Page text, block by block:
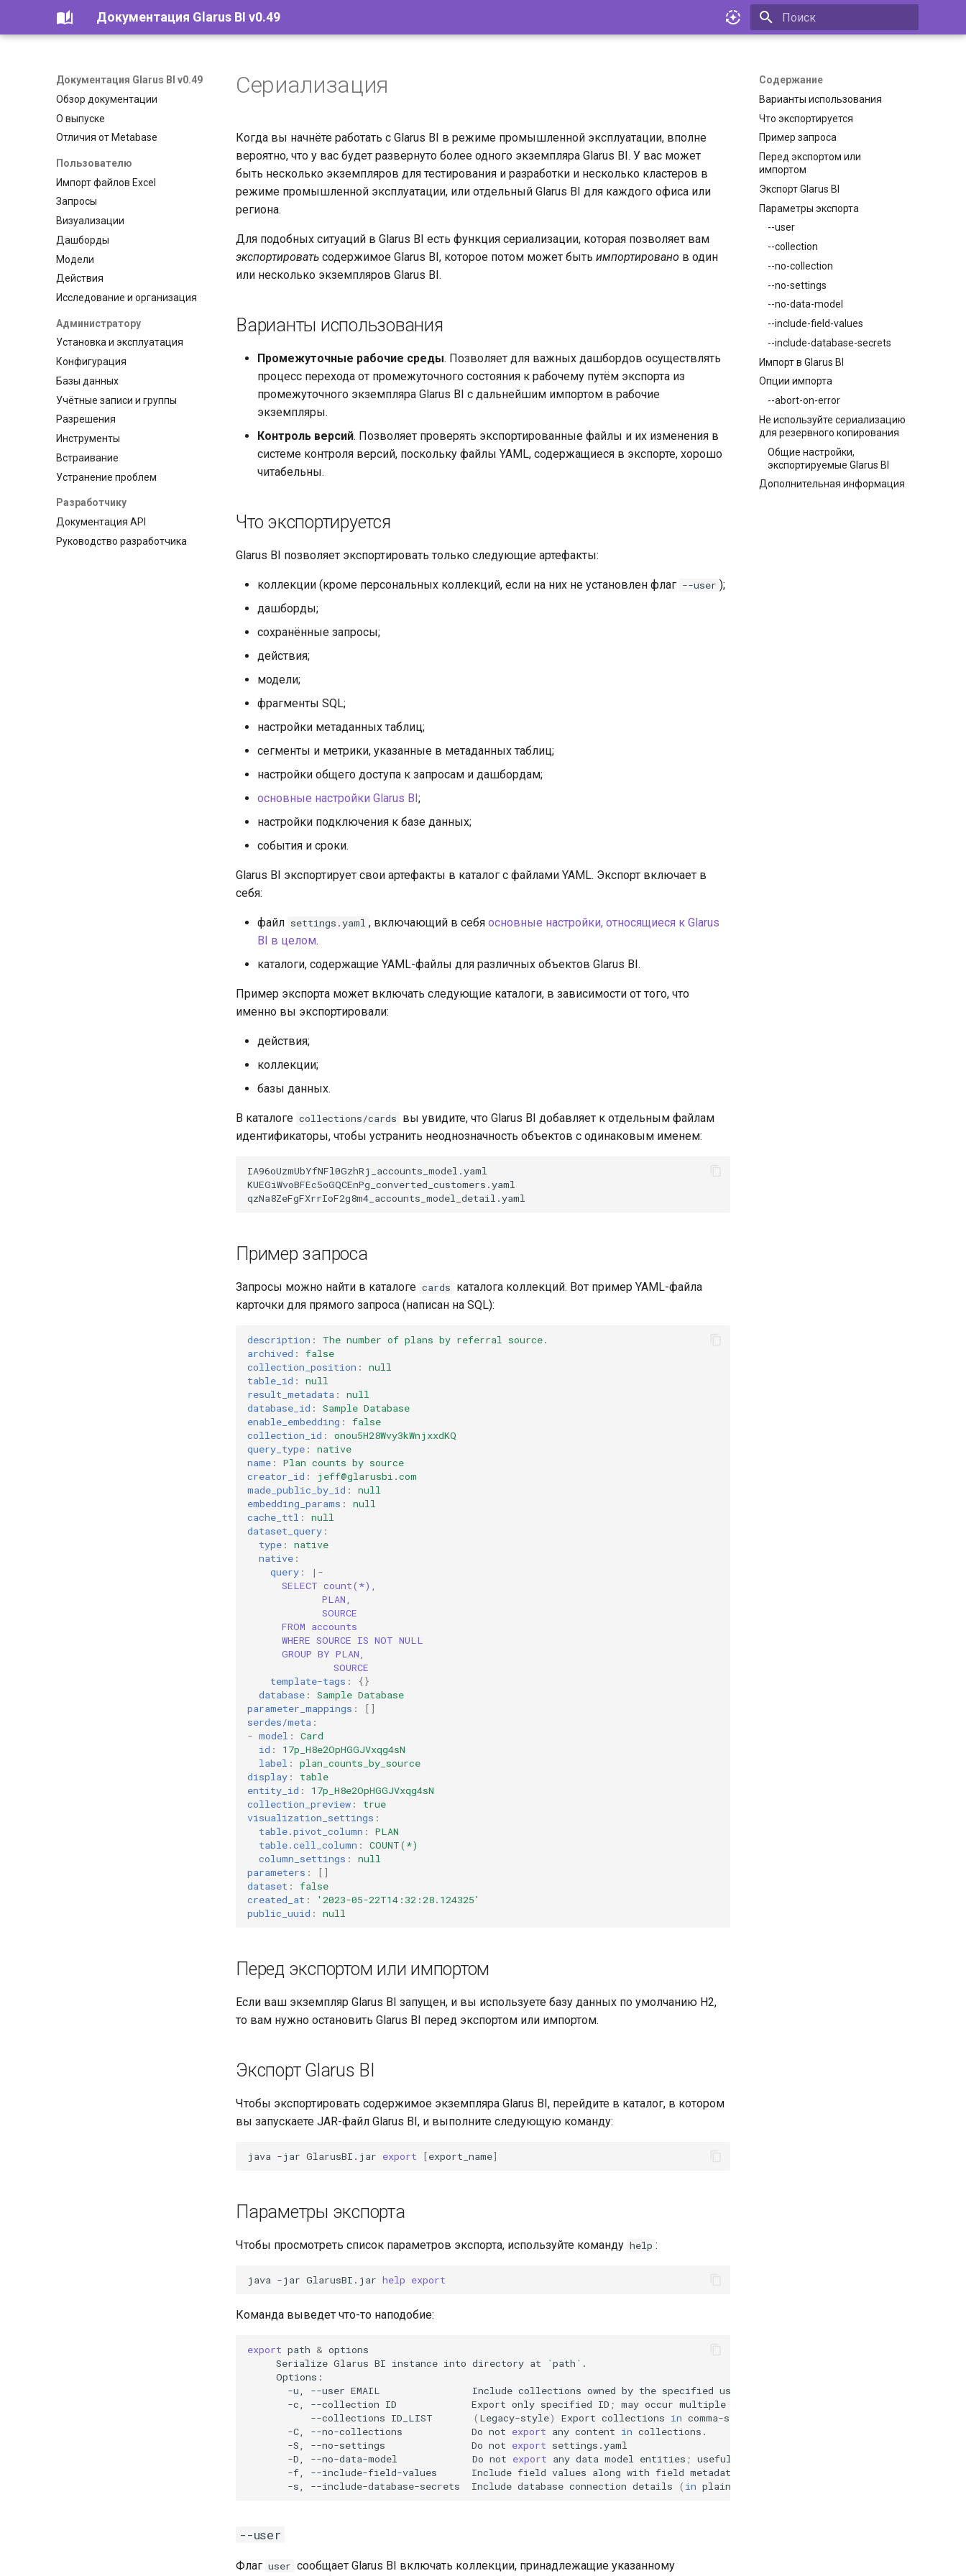
Документация Glarus BI v0.49
Документация Glarus BI v0.49
Обзор документации
О выпуске
Отличия от Metabase
Пользователю
Импорт файлов Excel
Запросы
Визуализации
Дашборды
Модели
Действия
Исследование и организация
Администратору
Установка и эксплуатация
Конфигурация
Базы данных
Учётные записи и группы
Разрешения
Инструменты
Встраивание
Устранение проблем
Разработчику
Документация API
Руководство разработчика
Содержание
Варианты использования
Что экспортируется
Пример запроса
Перед экспортом или
импортом
Экспорт Glarus BI
Параметры экспорта
--user
--collection
--no-collection
--no-settings
--no-data-model
--include-field-values
--include-database-secrets
Импорт в Glarus BI
Опции импорта
--abort-on-error
Не используйте сериализацию
для резервного копирования
Общие настройки,
экспортируемые Glarus BI
Дополнительная информация
Сериализация
Когда вы начнёте работать с Glarus BI в режиме промышленной эксплуатации, вполне
вероятно, что у вас будет развернуто более одного экземпляра Glarus BI. У вас может
быть несколько экземпляров для тестирования и разработки и несколько кластеров в
режиме промышленной эксплуатации, или отдельный Glarus BI для каждого офиса или
региона.
Для подобных ситуаций в Glarus BI есть функция сериализации, которая позволяет вам
экспортировать содержимое Glarus BI, которое потом может быть импортировано в один
или несколько экземпляров Glarus BI.
Варианты использования
Промежуточные рабочие среды. Позволяет для важных дашбордов осуществлять
процесс перехода от промежуточного состояния к рабочему путём экспорта из
промежуточного экземпляра Glarus BI с дальнейшим импортом в рабочие
экземпляры.
Контроль версий. Позволяет проверять экспортированные файлы и их изменения в
системе контроля версий, поскольку файлы YAML, содержащиеся в экспорте, хорошо
читабельны.
Что экспортируется
Glarus BI позволяет экспортировать только следующие артефакты:
коллекции (кроме персональных коллекций, если на них не установлен флаг --user );
дашборды;
сохранённые запросы;
действия;
модели;
фрагменты SQL;
настройки метаданных таблиц;
сегменты и метрики, указанные в метаданных таблиц;
настройки общего доступа к запросам и дашбордам;
основные настройки Glarus BI;
настройки подключения к базе данных;
события и сроки.
Glarus BI экспортирует свои артефакты в каталог с файлами YAML. Экспорт включает в
себя:
файл settings.yaml , включающий в себя основные настройки, относящиеся к Glarus
BI в целом.
каталоги, содержащие YAML-файлы для различных объектов Glarus BI.
Пример экспорта может включать следующие каталоги, в зависимости от того, что
именно вы экспортировали:
действия;
коллекции;
базы данных.
В каталоге collections/cards вы увидите, что Glarus BI добавляет к отдельным файлам
идентификаторы, чтобы устранить неоднозначность объектов с одинаковым именем:
Пример запроса
Запросы можно найти в каталоге cards каталога коллекций. Вот пример YAML-файла
карточки для прямого запроса (написан на SQL):
description :
The number of plans by referral source.
archived :
false
collection_position :
null
table_id :
null
result_metadata :
null
database_id :
Sample Database
enable_embedding :
false
collection_id :
onou5H28Wvy3kWnjxxdKQ
query_type :
native
name :
Plan counts by source
creator_id :
jeff@glarusbi.com
made_public_by_id :
null
embedding_params :
null
cache_ttl :
null
dataset_query :
type :
native
native :
query :
|-
SELECT count(*),
PLAN,
SOURCE
FROM accounts
WHERE SOURCE IS NOT NULL
GROUP BY PLAN,
SOURCE
template-tags :
{}
database :
Sample Database
parameter_mappings :
[]
serdes/meta :
- model :
Card
id :
17p_H8e2OpHGGJVxqg4sN
label :
plan_counts_by_source
display :
table
entity_id :
17p_H8e2OpHGGJVxqg4sN
collection_preview :
true
visualization_settings :
table.pivot_column :
PLAN
table.cell_column :
COUNT(*)
column_settings :
null
parameters :
[]
dataset :
false
created_at :
'2023-05-22T14:32:28.124325'
public_uuid : null
Перед экспортом или импортом
Если ваш экземпляр Glarus BI запущен, и вы используете базу данных по умолчанию Н2,
то вам нужно остановить Glarus BI перед экспортом или импортом.
Экспорт Glarus BI
Чтобы экспортировать содержимое экземпляра Glarus BI, перейдите в каталог, в котором
вы запускаете JAR-файл Glarus BI, и выполните следующую команду:
java -jar GlarusBI.jar export [export_name]
Параметры экспорта
Чтобы просмотреть список параметров экспорта, используйте команду help :
java -jar GlarusBI.jar help export
Команда выведет что-то наподобие:
export path &
Serialize Glarus BI instance into directory at `path `
-u,
--user EMAIL Include collections owned by the specified
-c,
--collection ID Export only specified ID ; may occur multiple
--collections ID_LIST ( Legacy-style) Export collections in comma-separated
-C,
--no-collections Do not export any content in
-S,
--no-settings Do not export
-D,
--no-data-model Do not export any data model entities ; useful
-f,
--include-field-values Include field values along with field
-s,
--include-database-secrets Include database connection details ( in plain
--user
Флаг user сообщает Glarus BI включать коллекции, принадлежащие указанному